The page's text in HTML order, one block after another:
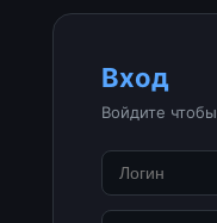
Вход
Войдите